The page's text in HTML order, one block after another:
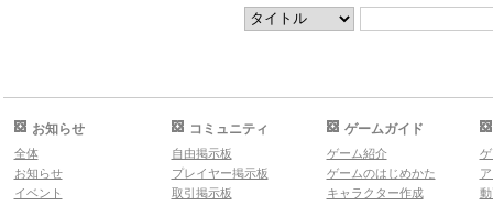
お知らせ
全体
お知らせ
イベント
コミュニティ
自由掲示板
プレイヤー掲示板
取引掲示板
ゲームガイド
ゲーム紹介
ゲームのはじめかた
キャラクター作成